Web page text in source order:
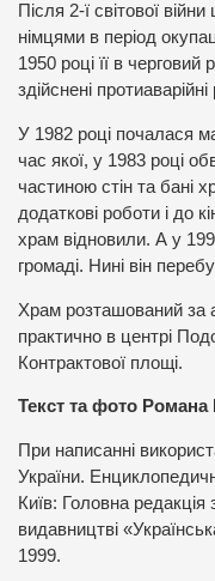
Після 2-ї світової
німцями в період
1950 році її в
здійснені
У 1982 році почалася
час якої, у 1983 році
частиною стін та бані
додаткові роботи і до
храм відновили. А у
громаді. Нині він
Храм розташований
практично в центрі
Контрактової площі.
Текст та фото
При написанні
України.
Київ: Головна редакція
видавництві
1999.